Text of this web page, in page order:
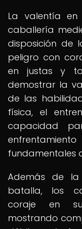
La valentía
caballería
disposición de
peligro con
en justas y
demostrar la
de las
física, el
capacidad
fundamentales
Además de
batalla, los
coraje en su
mostrando